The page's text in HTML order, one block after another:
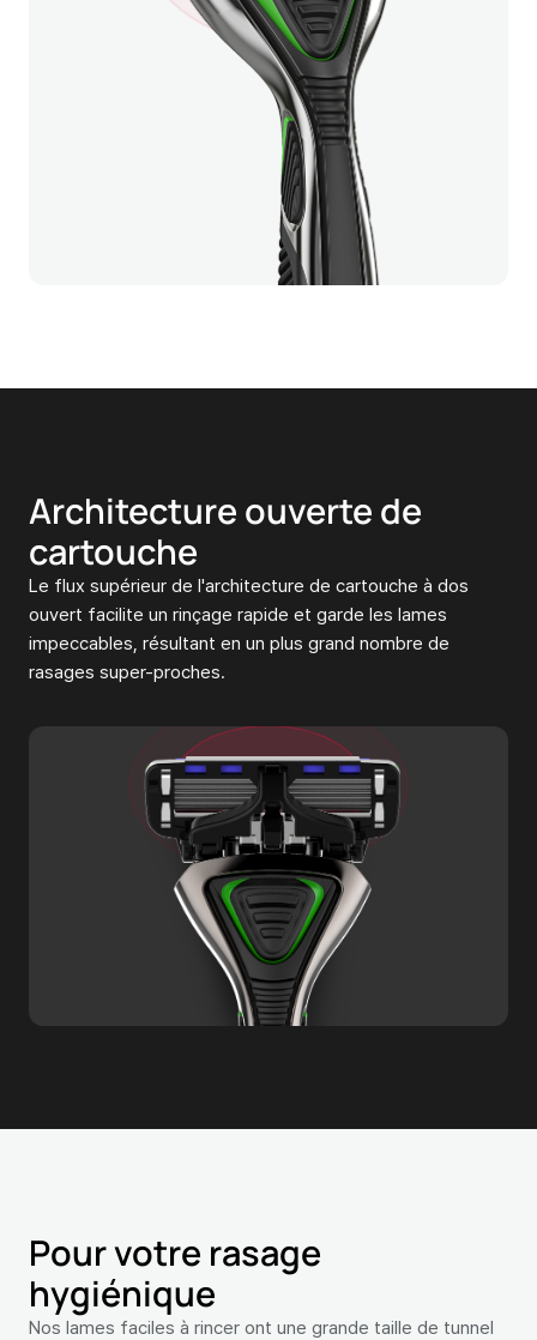
Architecture ouverte de
cartouche
Le flux supérieur de l'architecture de cartouche à dos
ouvert facilite un rinçage rapide et garde les lames
impeccables, résultant en un plus grand nombre de
rasages super-proches.
Pour votre rasage
hygiénique
Nos lames faciles à rincer ont une grande taille de tunnel